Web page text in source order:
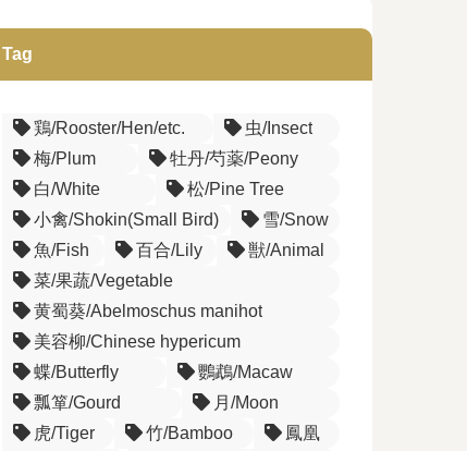
Tag
鶏/Rooster/Hen/etc.
虫/Insect
梅/Plum
牡丹/芍薬/Peony
白/White
松/Pine Tree
小禽/Shokin(Small Bird)
雪/Snow
魚/Fish
百合/Lily
獣/Animal
菜/果蔬/Vegetable
黄蜀葵/Abelmoschus manihot
美容柳/Chinese hypericum
蝶/Butterfly
鸚鵡/Macaw
瓢箪/Gourd
月/Moon
虎/Tiger
竹/Bamboo
鳳凰